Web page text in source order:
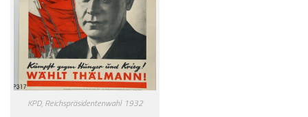
KPD, Reichspräsidentenwahl 1932